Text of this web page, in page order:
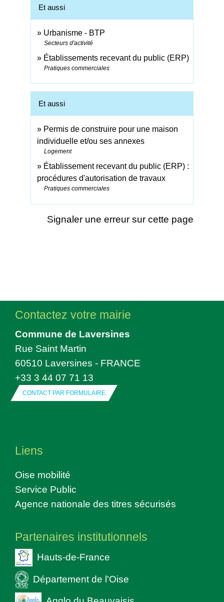
Et aussi
Urbanisme - BTP
Secteurs d'activité
Établissements recevant du public (ERP)
Pratiques commerciales
Et aussi
Permis de construire pour une maison
individuelle et/ou ses annexes
Logement
Établissement recevant du public (ERP) :
procédures d'autorisation de travaux
Pratiques commerciales
Signaler une erreur sur cette page
Contactez votre mairie
Commune de Laversines
Rue Saint Martin
60510 Laversines - FRANCE
+33 3 44 07 71 13
CONTACT PAR FORMULAIRE
Liens
Oise mobilité
Service Public
Agence nationale des titres sécurisés
Partenaires institutionnels
Hauts-de-France
Département de l'Oise